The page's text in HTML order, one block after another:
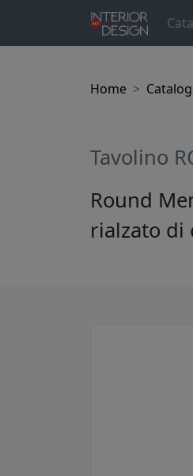
Home
Tavolino
Round
rialzato di